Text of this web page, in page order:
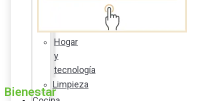
Hogar
y
tecnología
Limpieza
Bienestar